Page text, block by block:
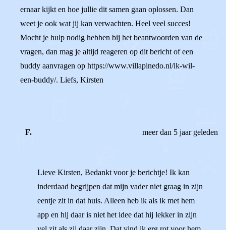
ernaar kijkt en hoe jullie dit samen gaan oplossen. Dan
weet je ook wat jij kan verwachten. Heel veel succes!
Mocht je hulp nodig hebben bij het beantwoorden van de
vragen, dan mag je altijd reageren op dit bericht of een
buddy aanvragen op https://www.villapinedo.nl/ik-wil-
een-buddy/. Liefs, Kirsten
F. meer dan 5 jaar geleden
Lieve Kirsten, Bedankt voor je berichtje! Ik kan
inderdaad begrijpen dat mijn vader niet graag in zijn
eentje zit in dat huis. Alleen heb ik als ik met hem
app en hij daar is niet het idee dat hij lekker in zijn